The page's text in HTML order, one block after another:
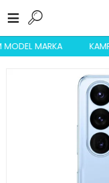
MODEL MARKA